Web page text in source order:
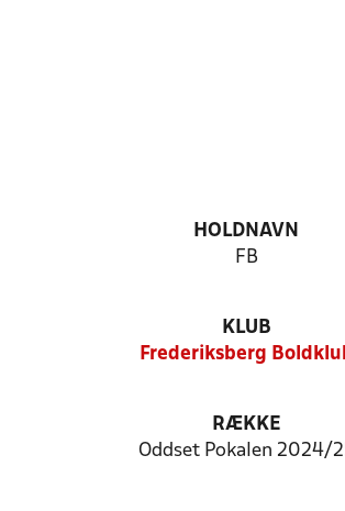
HOLDNAVN
FB
KLUB
Frederiksberg
RÆKKE
Oddset Pokalen 2024/